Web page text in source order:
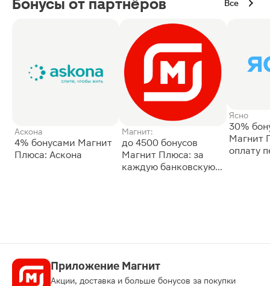
Бонусы от партнёров Все
Аскона
4% бонусами Магнит
Плюса: Аскона
Магнит:
до 4500 бонусов
Магнит Плюса: за
каждую банковскую
Ясно
30%
Магнит
оплату
Приложение Магнит
Акции, доставка и больше бонусов за покупки